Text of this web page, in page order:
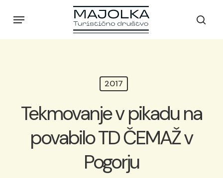
Menu
2017
Tekmovanje v pikadu na
povabilo TD ČEMAŽ v
Pogorju